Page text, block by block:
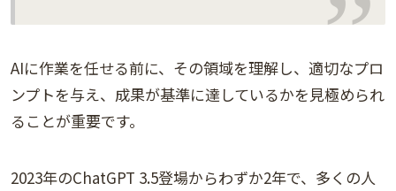
AIに作業を任せる前に、その領域を理解し、適切なプロ
ンプトを与え、成果が基準に達しているかを見極められ
ることが重要です。
2023年のChatGPT 3.5登場からわずか2年で、多くの人